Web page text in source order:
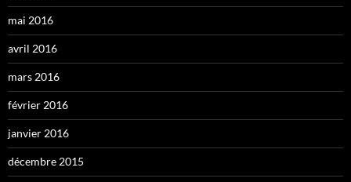
mai 2016
avril 2016
mars 2016
février 2016
janvier 2016
décembre 2015